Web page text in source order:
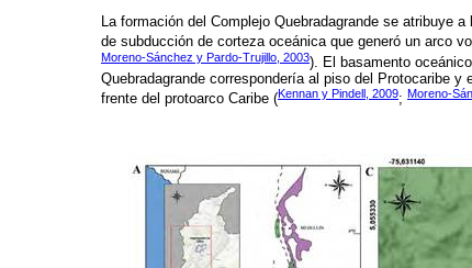
La formación del Complejo Quebradagrande se atribuye
de subducción de corteza oceánica que generó un arco
Moreno-Sánchez y Pardo-Trujillo, 2003). El basamento
Quebradagrande correspondería al piso del Protocaribe
frente del protoarco Caribe (Kennan y Pindell, 2009; Moreno-